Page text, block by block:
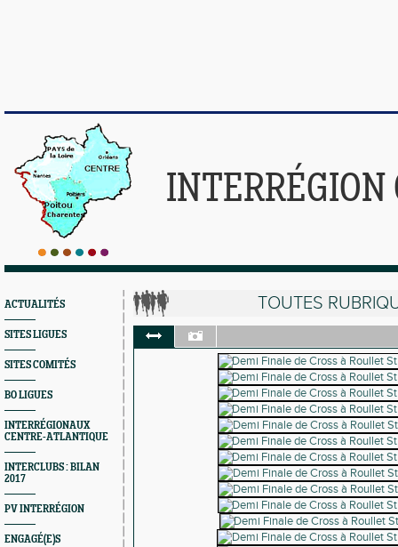
ACTUALITÉS
SITES LIGUES
SITES COMITÉS
BO LIGUES
INTERRÉGIONAUX
CENTRE-ATLANTIQUE
INTERCLUBS : BILAN
2017
PV INTERRÉGION
ENGAGÉ(E)S
TOUTES